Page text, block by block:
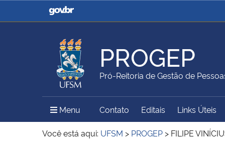
Casa Civil
Ministério da Justiça e
Ministério da Agricultura,
Pecuária e Abastecimento
Ministério da Educação
Ministério do Meio Ambiente Ministério do Turismo
PROGEP
Pró-Reitoria de Gestão de
Menu Menu Principal do Sítio
Contato Editais Links Úteis
Você está aqui: UFSM > PROGEP > FILIPE